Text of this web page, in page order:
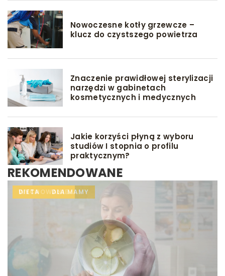
Nowoczesne kotły grzewcze –
klucz do czystszego powietrza
Znaczenie prawidłowej sterylizacji
narzędzi w gabinetach
kosmetycznych i medycznych
Jakie korzyści płyną z wyboru
studiów I stopnia o profilu
praktycznym?
REKOMENDOWANE
INNE
DIETA DLA MAMY
WYCHOWANIE